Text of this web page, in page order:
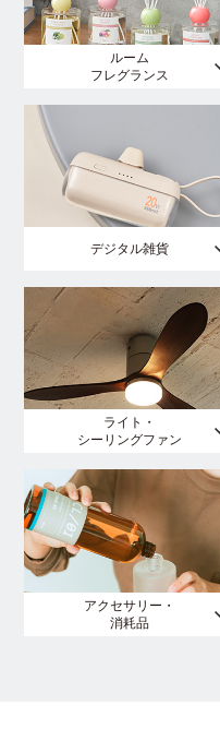
ルーム
フレグランス
デジタル雑貨
ライト・
シーリングファン
アクセサリー・
消耗品